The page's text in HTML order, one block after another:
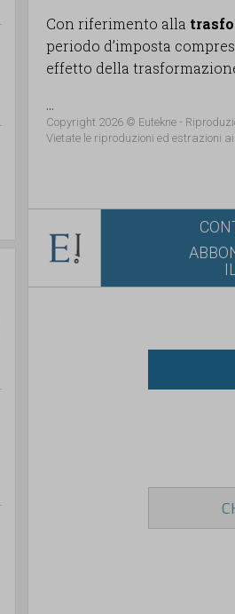
Con riferimento alla
periodo d’imposta
effetto della
...
Copyright 2026 © Eutekne -
Vietate le riproduzioni ed estrazioni